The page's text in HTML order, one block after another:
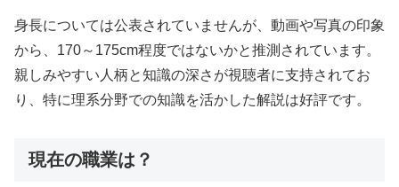
身長については公表されていませんが、動画や写真の印象
から、170～175cm程度ではないかと推測されています。
親しみやすい人柄と知識の深さが視聴者に支持されてお
り、特に理系分野での知識を活かした解説は好評です。
現在の職業は？